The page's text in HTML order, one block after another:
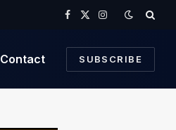
Facebook
X
Instagram
Contact SUBSCRIBE